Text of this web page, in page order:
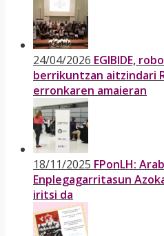
24/04/2026 EGIBIDE,
berrikuntzan aitzindari
erronkaren amaieran
18/11/2025 FPonLH:
Enplegagarritasun
iritsi da